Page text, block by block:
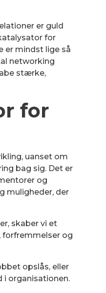
er guld
for
er mindst lige så
networking
stærke,
for
uanset om
bag sig. Det er
og
muligheder, der
skaber vi et
forfremmelser og
opslås, eller
i organisationen.